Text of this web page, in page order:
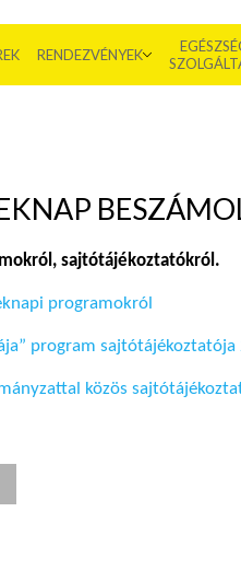
RENDEZVÉNYEK
sajtótájékoztatókról.
programokról
program
közös